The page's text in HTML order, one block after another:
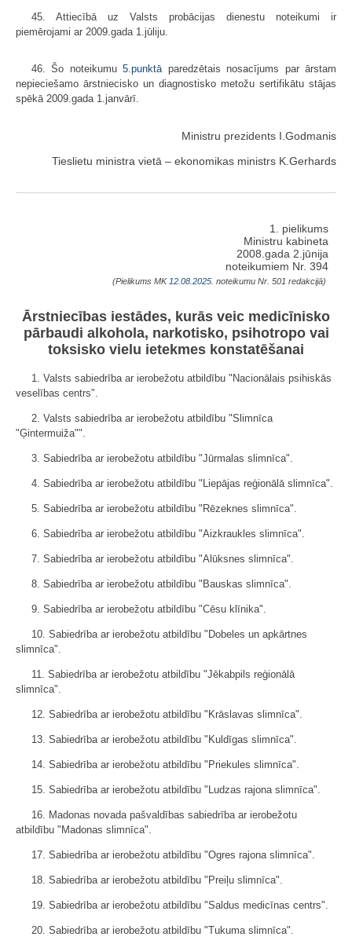
45. Attiecībā uz Valsts probācijas dienestu noteikumi ir
piemērojami ar 2009.gada 1.jūliju.
46. Šo noteikumu5.punktā paredzētais nosacījums par ārstam
nepieciešamo ārstniecisko un diagnostisko metožu sertifikātu stājas
spēkā 2009.gada 1.janvārī.
Ministru prezidents I.Godmanis
Tieslietu ministra vietā – ekonomikas ministrs K.Gerhards
1. pielikums
Ministru kabineta
2008.gada 2.jūnija
noteikumiem Nr. 394
(Pielikums MK 12.08.2025. noteikumu Nr. 501 redakcijā)
Ārstniecības iestādes, kurās veic medicīnisko
pārbaudi alkohola, narkotisko, psihotropo vai
toksisko vielu ietekmes konstatēšanai
1. Valsts sabiedrība ar ierobežotu atbildību "Nacionālais psihiskās
veselības centrs".
2. Valsts sabiedrība ar ierobežotu atbildību "Slimnīca
"Ģintermuiža"".
3. Sabiedrība ar ierobežotu atbildību "Jūrmalas slimnīca".
4. Sabiedrība ar ierobežotu atbildību "Liepājas reģionālā slimnīca".
5. Sabiedrība ar ierobežotu atbildību "Rēzeknes slimnīca".
6. Sabiedrība ar ierobežotu atbildību "Aizkraukles slimnīca".
7. Sabiedrība ar ierobežotu atbildību "Alūksnes slimnīca".
8. Sabiedrība ar ierobežotu atbildību "Bauskas slimnīca".
9. Sabiedrība ar ierobežotu atbildību "Cēsu klīnika".
10. Sabiedrība ar ierobežotu atbildību "Dobeles un apkārtnes
slimnīca".
11. Sabiedrība ar ierobežotu atbildību "Jēkabpils reģionālā
slimnīca".
12. Sabiedrība ar ierobežotu atbildību "Krāslavas slimnīca".
13. Sabiedrība ar ierobežotu atbildību "Kuldīgas slimnīca".
14. Sabiedrība ar ierobežotu atbildību "Priekules slimnīca".
15. Sabiedrība ar ierobežotu atbildību "Ludzas rajona slimnīca".
16. Madonas novada pašvaldības sabiedrība ar ierobežotu
atbildību "Madonas slimnīca".
17. Sabiedrība ar ierobežotu atbildību "Ogres rajona slimnīca".
18. Sabiedrība ar ierobežotu atbildību "Preiļu slimnīca".
19. Sabiedrība ar ierobežotu atbildību "Saldus medicīnas centrs".
20. Sabiedrība ar ierobežotu atbildību "Tukuma slimnīca".